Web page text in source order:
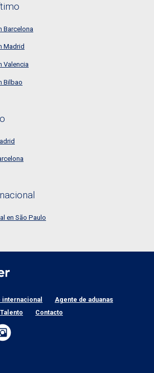
Barcelona
Madrid
Valencia
Bilbao
en São Paulo
Agente de aduanas
Talento Contacto